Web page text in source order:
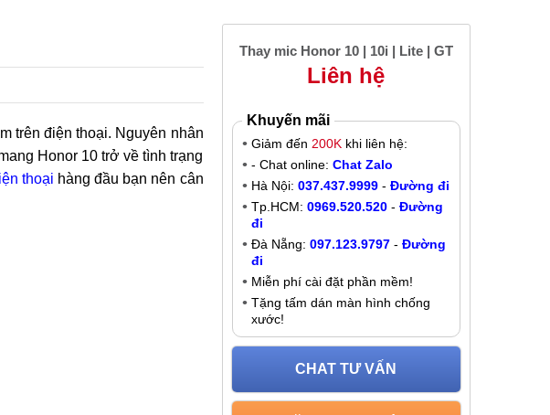
trên điện thoại. Nguyên nhân
Honor 10 trở về tình trạng
thoại hàng đầu bạn nên cân
Thay mic Honor 10 | 10i | Lite | GT
Liên hệ
Khuyến mãi
Giảm đến 200Kkhi liên hệ:
- Chat online: Chat Zalo
Hà Nội: 037.437.9999- Đường đi
Tp.HCM: 0969.520.520- Đường
đi
Đà Nẵng: 097.123.9797- Đường
đi
Miễn phí cài đặt phần mềm!
Tặng tấm dán màn hình chống
xước!
CHAT TƯ VẤN